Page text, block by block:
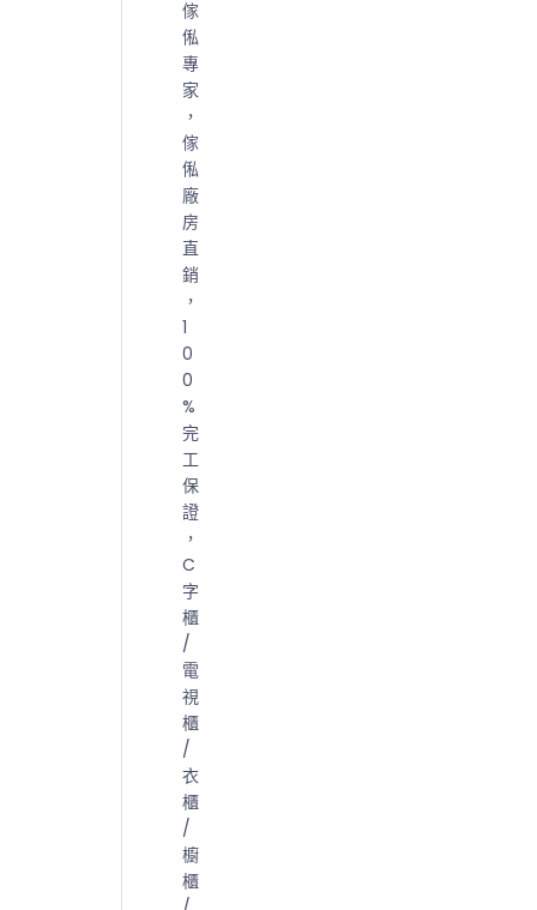
傢
俬
專
家
，
傢
俬
廠
房
直
銷
，
1
0
0
%
完
工
保
證
，
C
字
櫃
/
電
視
櫃
/
衣
櫃
/
櫥
櫃